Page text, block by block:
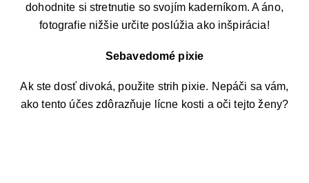
dohodnite si stretnutie so svojím kaderníkom. A áno,
fotografie nižšie určite poslúžia ako inšpirácia!
Sebavedomé pixie
Ak ste dosť divoká, použite strih pixie. Nepáči sa vám,
ako tento účes zdôrazňuje lícne kosti a oči tejto ženy?